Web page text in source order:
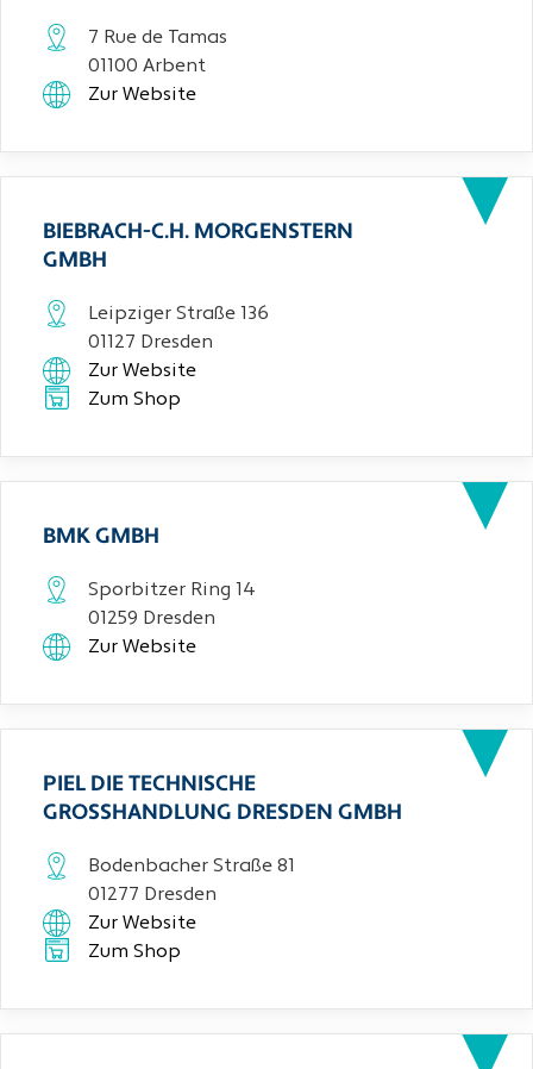
7 Rue de Tamas
01100 Arbent
Zur Website
BIEBRACH-C.H. MORGENSTERN
GMBH
Leipziger Straße 136
01127 Dresden
Zur Website
Zum Shop
BMK GMBH
Sporbitzer Ring 14
01259 Dresden
Zur Website
PIEL DIE TECHNISCHE
GROSSHANDLUNG DRESDEN GMBH
Bodenbacher Straße 81
01277 Dresden
Zur Website
Zum Shop